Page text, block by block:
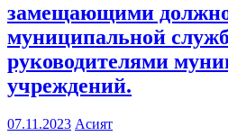
замещающими
муниципальной
руководителями
учреждений.
07.11.2023 Асият